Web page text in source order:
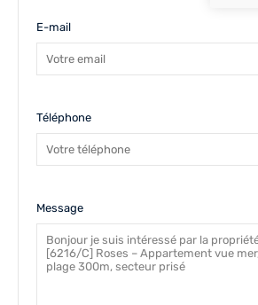
E-mail
Téléphone
Message